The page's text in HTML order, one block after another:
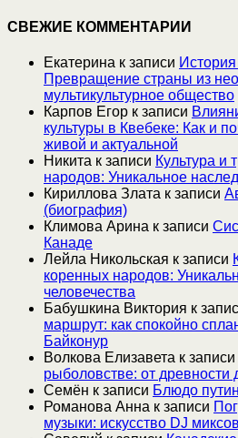
СВЕЖИЕ КОММЕНТАРИИ
Екатерина к записи
Превращение страны из
мультикультурное общество
Карпов Егор к записи
культуры в Квебеке: Как и
живой и актуальной
Никита к записи Культура и
народов: Уникальное
Кириллова Злата к записи
(биография)
Климова Арина к записи
Канаде
Лейла Никольская к записи
коренных народов:
человечества
Бабушкина Виктория к
маршрут: как спокойно
Байконур
Волкова Елизавета к записи
рыболовстве: от древности
Семён к записи Блюдо путин
Романова Анна к записи
музыки: искусство DJ миксов